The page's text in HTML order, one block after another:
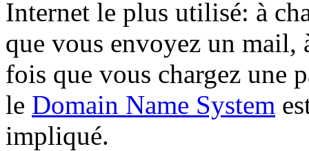
Internet le plus utilisé: à
que vous envoyez un mail,
fois que vous chargez une
le Domain Name System
impliqué.